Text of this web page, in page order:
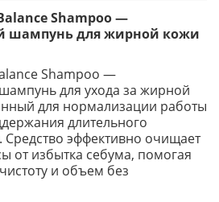
Shampoo —
шампунь для жирной кожи
Shampoo —
для ухода за жирной
для нормализации работы
длительного
эффективно очищает
от избытка себума, помогая
и объем без